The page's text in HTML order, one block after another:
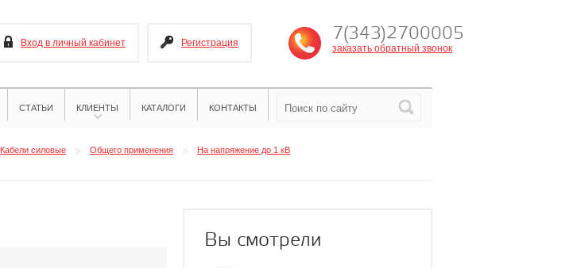
Вход в личный кабинет Регистрация 7(343)2700005
заказать обратный звонок
СТАТЬИ КЛИЕНТЫ КАТАЛОГИ КОНТАКТЫ
Кабели силовые Общего применения
На напряжение до 1 кВ
Вы смотрели